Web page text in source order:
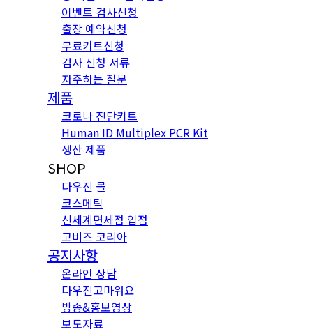
이벤트 검사신청
출장 예약신청
무료키트신청
검사 신청 서류
자주하는 질문
제품
코로나 진단키트
Human ID Multiplex PCR Kit
생산 제품
SHOP
다우진 몰
코스메틱
신세계면세점 입점
고비즈 코리아
공지사항
온라인 상담
다우진고마워요
방송&홍보영상
보도자료